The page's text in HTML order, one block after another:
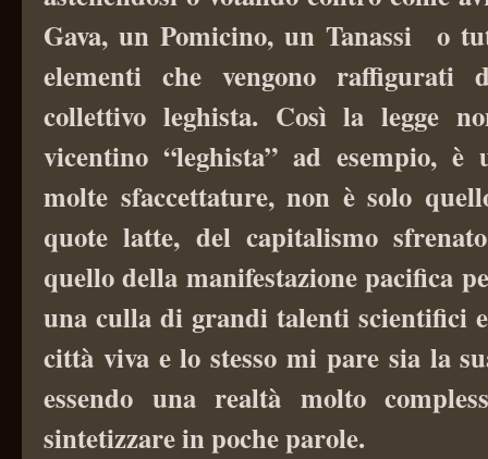
Gava, un Pomicino, un Tanassi o
elementi che vengono raffigurati
collettivo leghista. Così la legge
vicentino “leghista” ad esempio, è
molte sfaccettature, non è solo
quote latte, del capitalismo
quello della manifestazione pacifica
una culla di grandi talenti scientifici
città viva e lo stesso mi pare sia la
essendo una realtà molto
sintetizzare in poche parole.